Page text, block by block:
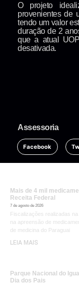
O projeto
provenientes de
tendo um valor
duração de 2
que a atual
desativada.
Assessoria
Facebook
Mais de 4 mil
Receita Federal
7 de agosto de 2026
Fiscalizações realizadas
na apreensão de
de medicina do Paraguai
LEIA MAIS
Parque Nacional do
Dia dos Pais